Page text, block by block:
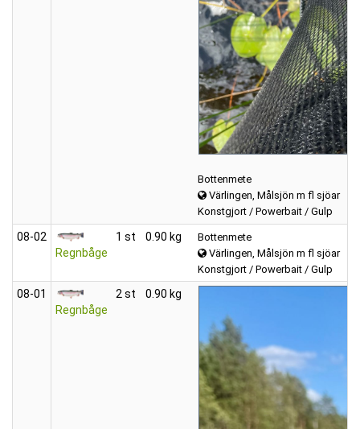
Bottenmete
Värlingen, Målsjön m fl sjöar
Konstgjort / Powerbait / Gulp
08‑02
Regnbåge
1 st 0.90 kg
Bottenmete
Värlingen, Målsjön m fl sjöar
Konstgjort / Powerbait / Gulp
08‑01
Regnbåge
2 st 0.90 kg